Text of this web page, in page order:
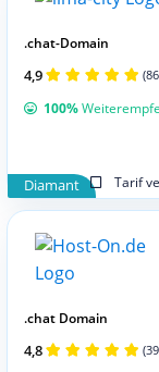
Diamant Tarif
.chat-Domain
4,9
100%
.chat Domain
4,8